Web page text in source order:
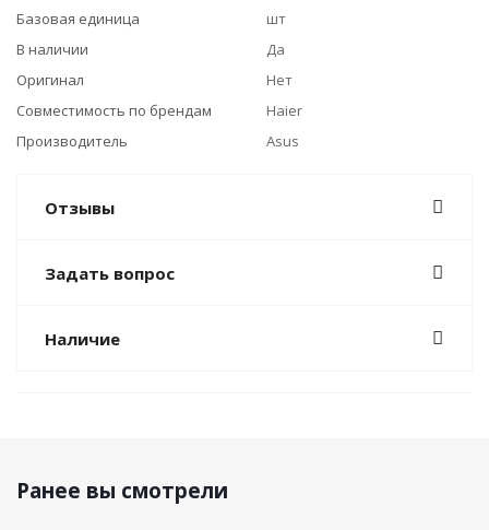
Базовая единица
шт
В наличии
Да
Оригинал
Нет
Совместимость по брендам
Haier
Производитель
Asus
Отзывы
Задать вопрос
Наличие
Ранее вы смотрели